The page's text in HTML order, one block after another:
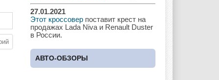
Great Wall
27.01.2021
Этот кроссовер поставит крест на
продажах Lada Niva и Renault Duster
в России.
АВТО-ОБЗОРЫ